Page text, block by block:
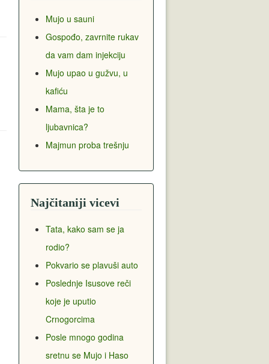
Mujo u sauni
Gospođo, zavrnite rukav
da vam dam injekciju
Mujo upao u gužvu, u
kafiću
Mama, šta je to
ljubavnica?
Majmun proba trešnju
Najčitaniji vicevi
Tata, kako sam se ja
rodio?
Pokvario se plavuši auto
Poslednje Isusove reči
koje je uputio
Crnogorcima
Posle mnogo godina
sretnu se Mujo i Haso